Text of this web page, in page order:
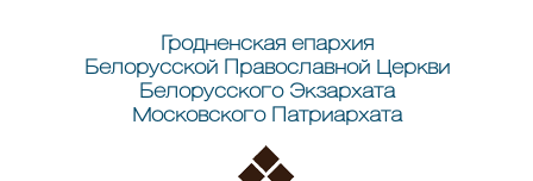
Гродненская епархия
Белорусской Православной Церкви
Белорусского Экзархата
Московского Патриархата